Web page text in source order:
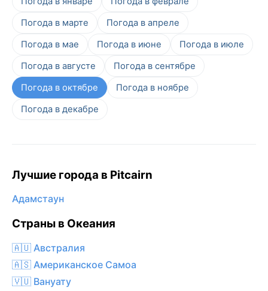
Погода в марте
Погода в апреле
Погода в мае
Погода в июне
Погода в июле
Погода в августе
Погода в сентябре
Погода в октябре
Погода в ноябре
Погода в декабре
Лучшие города в Pitcairn
Адамстаун
Страны в Океания
🇦🇺 Австралия
🇦🇸 Американское Самоа
🇻🇺 Вануату